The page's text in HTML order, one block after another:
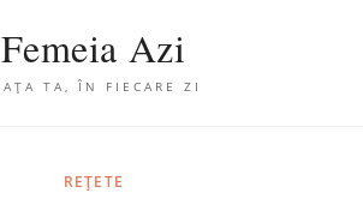
Femeia Azi
TA, ÎN FIECARE ZI
REȚETE